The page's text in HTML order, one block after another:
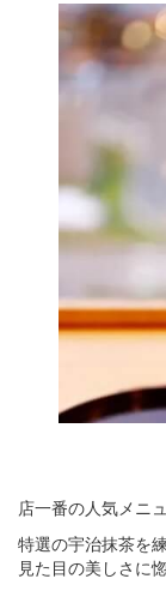
店一番の人気メニ
特選の宇治抹茶を
見た目の美しさに